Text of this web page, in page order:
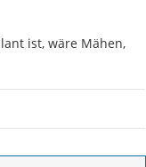
ist, wäre Mähen,